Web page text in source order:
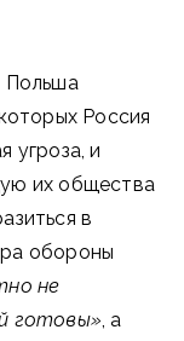
Польша
Россия
угроза, и
их общества
в
обороны
не
готовы», а